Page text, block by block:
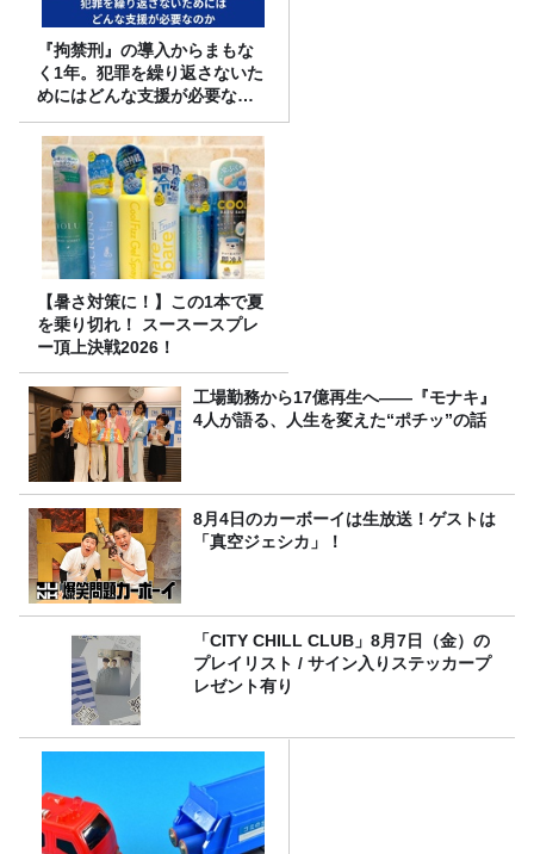
『拘禁刑』の導入からまもな
く1年。犯罪を繰り返さないた
めにはどんな支援が必要なの
か
【暑さ対策に！】この1本で夏
を乗り切れ！ スースースプレ
ー頂上決戦2026！
工場勤務から17億再生へ——『モナキ』
4人が語る、人生を変えた“ポチッ”の話
8月4日のカーボーイは生放送！ゲストは
「真空ジェシカ」！
「CITY CHILL CLUB」8月7日（金）の
プレイリスト / サイン入りステッカープ
レゼント有り